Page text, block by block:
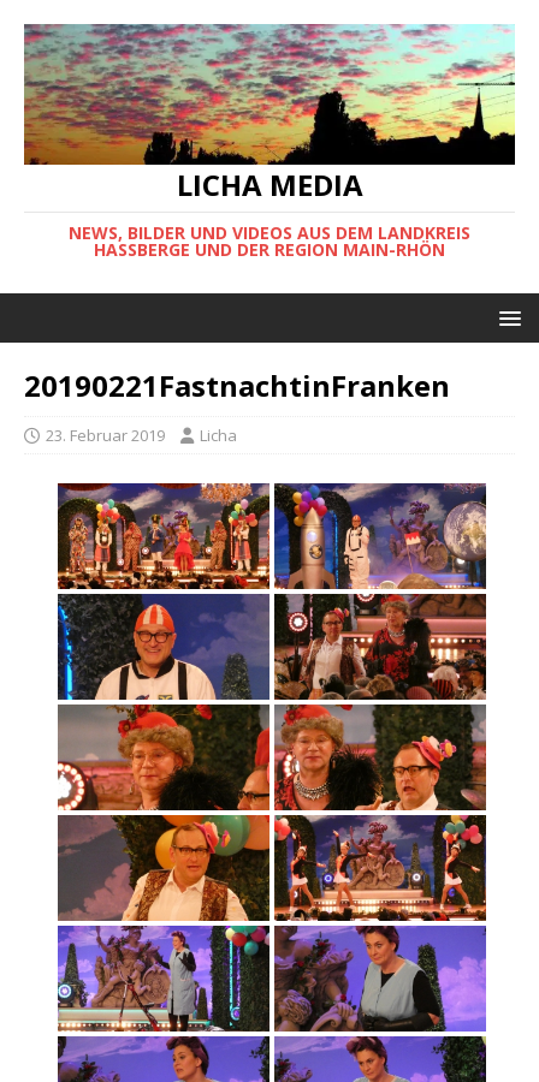
LICHA MEDIA
NEWS, BILDER UND VIDEOS AUS DEM LANDKREIS
HASSBERGE UND DER REGION MAIN-RHÖN
20190221FastnachtinFranken
23. Februar 2019 Licha